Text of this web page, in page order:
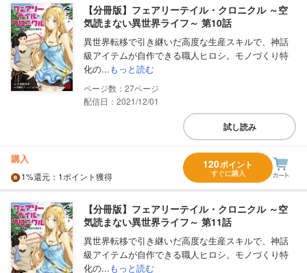
【分冊版】フェアリーテイル・クロニクル ～空
気読まない異世界ライフ～ 第10話
異世界転移で引き継いだ高度な生産スキルで、神話
級アイテムが自作できる職人ヒロシ。モノづくり特
化の...もっと読む
27
配信日：2021/12/01
試し読み
購入
1%還元 ：1ポイント獲得
120ポイント
すぐに購入
【分冊版】フェアリーテイル・クロニクル ～空
気読まない異世界ライフ～ 第11話
異世界転移で引き継いだ高度な生産スキルで、神話
級アイテムが自作できる職人ヒロシ。モノづくり特
化の...もっと読む